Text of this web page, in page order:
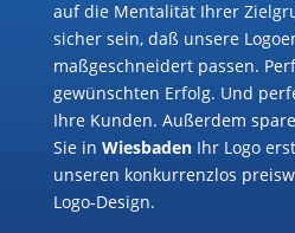
auf die Mentalität Ihrer
sicher sein, daß unsere
maßgeschneidert passen.
gewünschten Erfolg. Und
Ihre Kunden. Außerdem
Sie in WiesbadenIhr Logo
unseren konkurrenzlos
Logo-Design.